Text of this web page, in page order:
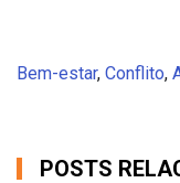
Bem-estar, Conflito,
POSTS